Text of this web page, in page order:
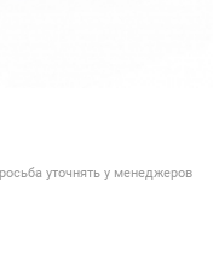
уточнять у менеджеров